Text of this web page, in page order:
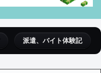
派遣、バイト体験記